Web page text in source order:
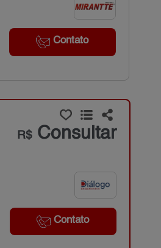
Contato
R$Consultar
Contato